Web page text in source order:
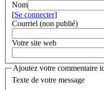
Nom
[Se connecter]
Courriel (non publié)
Votre site web
Ajoutez votre commentaire
Texte de votre message